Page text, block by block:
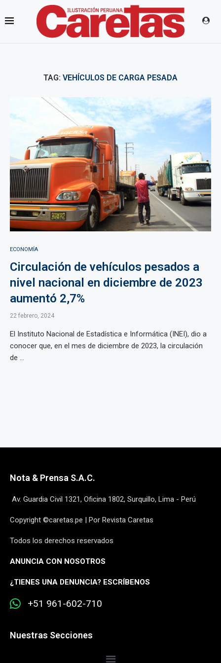
TAG: VEHÍCULOS DE CARGA PESADA
ECONOMÍA
Circulación de vehículos pesados a
nivel nacional en diciembre de 2023
aumentó 2,7%
22 febrero, 2024
El Instituto Nacional de Estadística e Informática (INEI), dio a
conocer que, en el mes de diciembre de 2023, la circulación
de ...
Nota & Prensa S.A.C.
Av. Guardia Civil 1321, Oficina 1802, Surquillo, Lima - Perú
Copyright ©caretas.pe | Por Revista Caretas
Todos los derechos reservados
ANUNCIA CON NOSOTROS
¿TIENES UNA DENUNCIA? ESCRÍBENOS
+51 961-602-710
Nuestras Secciones